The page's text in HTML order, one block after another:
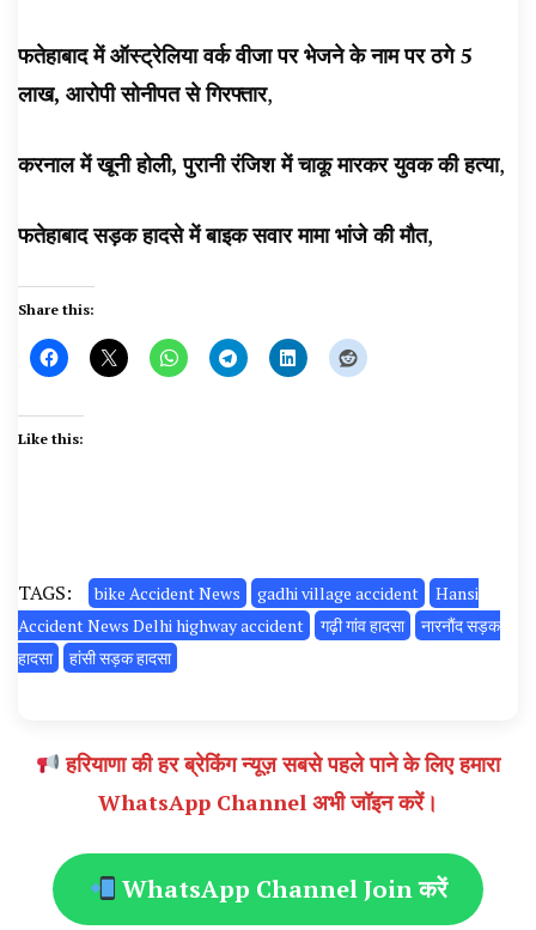
फतेहाबाद में ऑस्ट्रेलिया वर्क वीजा पर भेजने के नाम पर ठगे 5
लाख, आरोपी सोनीपत से गिरफ्तार,
करनाल में खूनी होली, पुरानी रंजिश में चाकू मारकर युवक की हत्या,
फतेहाबाद सड़क हादसे में बाइक सवार मामा भांजे की मौत,
Share this:
Like this:
TAGS: bike Accident News gadhi village accident
Hansi
Accident News Delhi highway accident
गढ़ी गांव हादसा
नारनौंद सड़क
हादसा
हांसी सड़क हादसा
हरियाणा की हर ब्रेकिंग न्यूज़ सबसे पहले पाने के लिए हमारा
WhatsApp Channel अभी जॉइन करें।
WhatsApp Channel Join करें